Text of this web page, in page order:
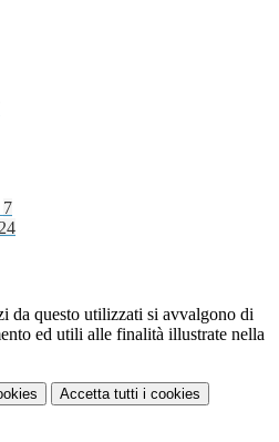
7
24
da questo utilizzati si avvalgono di
ed utili alle finalità illustrate nella
Accetta tutti i cookies